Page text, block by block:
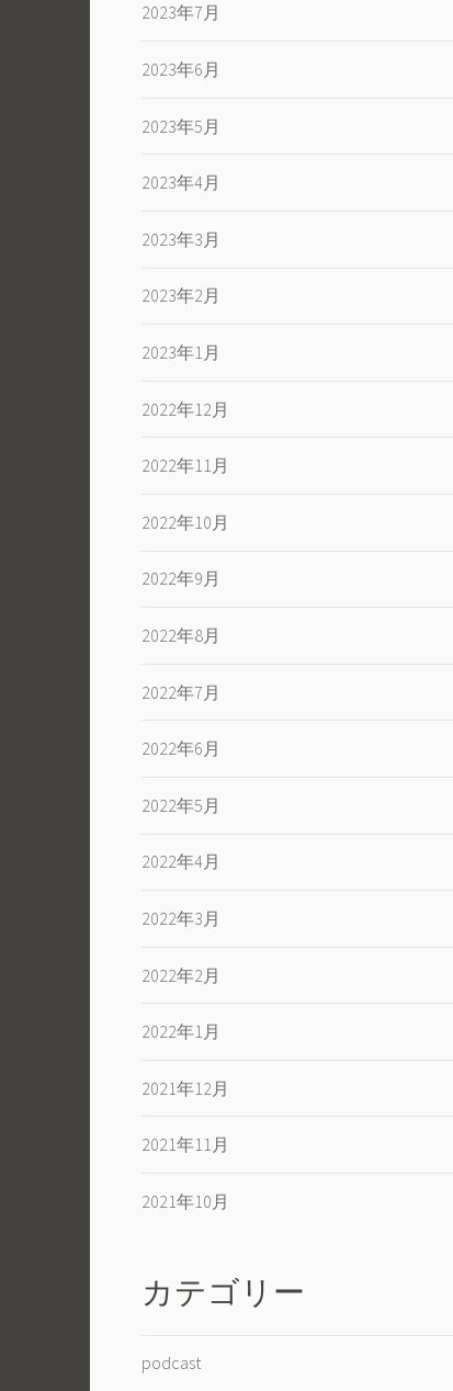
2023年7月
2023年6月
2023年5月
2023年4月
2023年3月
2023年2月
2023年1月
2022年12月
2022年11月
2022年10月
2022年9月
2022年8月
2022年7月
2022年6月
2022年5月
2022年4月
2022年3月
2022年2月
2022年1月
2021年12月
2021年11月
2021年10月
カテゴリー
podcast